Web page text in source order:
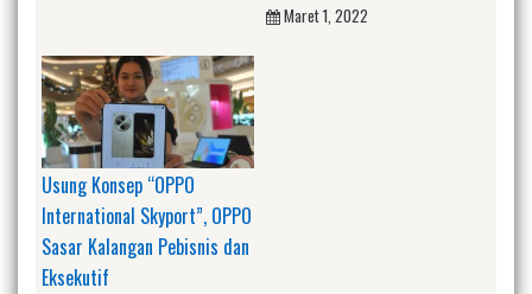
Maret 1, 2022
Usung Konsep “OPPO
International Skyport”, OPPO
Sasar Kalangan Pebisnis dan
Eksekutif